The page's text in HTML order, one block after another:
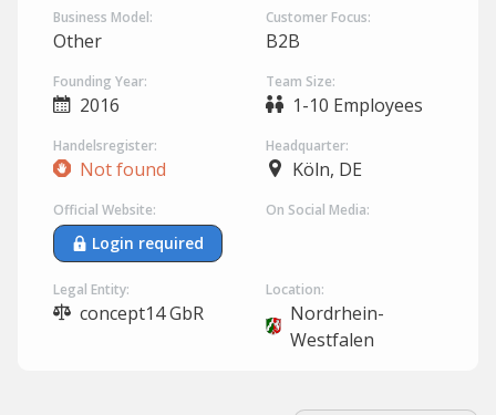
Business Model:
Other
Customer Focus:
B2B
Founding Year:
2016
Team Size:
1-10 Employees
Handelsregister:
Not found
Headquarter:
Köln, DE
Official Website:
Login required
On Social Media:
Legal Entity:
concept14 GbR
Location:
Nordrhein-
Westfalen